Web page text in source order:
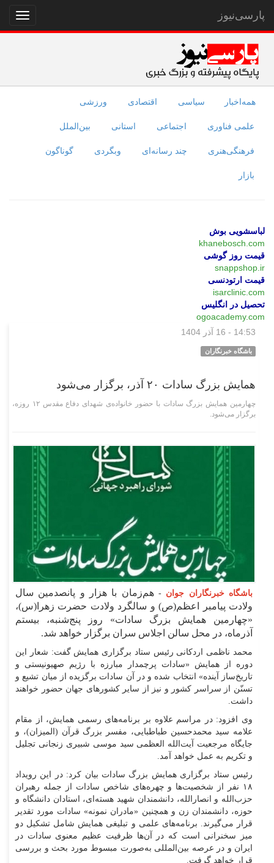
نمایش
منو
پارسی‌نیوز
همه‌اخبار سیاسی اقتصادی ورزشی
علمی فناوری اجتماعی استانی بین‌الملل
فرهنگی‌هنری چند رسانه‌ای وبگردی گوناگون
بازار
لباسشویی بوش
khanebosch.com
قیمت روز گوشی
snappshop.ir
قیمت ارتودنسی
isarclinic.com
تحصیل در انگلیس
ogoacademy.com
14:53 - 16 آذر 1404
باشگاه خبرنگاران
همایش بزرگ سادات ۲۰ آذر، برگزار می‌شود
چهارمین همایش بزرگ سادات با حضور خانواده‌ی شهدای دفاع مقدس ۱۲ روزه،
برگزار می‌شود.
باشگاه خبرنگاران جوان -هم‌زمان با هزار و پانصدمین سال
ولادت پیامبر اعظم(ص) و سالگرد ولادت حضرت زهرا(س)،
«چهارمین همایش بزرگ سادات» روز پنج‌شنبه، بیستم
آذرماه، در محل سالن اجلاس سران برگزار خواهد شد.
محمد ناظمی اردکانی رئیس ستاد برگزاری همایش گفت: شعار این
دوره از همایش «سادات پرچمدار مبارزه با رژیم صهیونیستی و
تاریخ‌ساز آینده» انتخاب شده و در آن سادات برگزیده از میان تشیع و
تسنّن از سراسر کشور و نیز از سایر کشورهای جهان حضور خواهند
داشت.
وی افزود: در مراسم علاوه بر برنامه‌های رسمی همایش، از مقام
علامه سید محمدحسین طباطبایی، مفسر بزرگ قرآن (المیزان)، و
جایگاه مرجعیت آیت‌الله العظمی سید موسی شبیری زنجانی تجلیل
و تکریم به عمل خواهد آمد.
رئیس ستاد برگزاری همایش بزرگ سادات بیان کرد: در این رویداد
۱۸ نفر از شخصیت‌ها و چهره‌های شاخص سادات از جمله رهبران
حزب‌الله و انصارالله، دانشمندان شهید هسته‌ای، استادان دانشگاه و
حوزه، دانشمندان زن و همچنین «مادران نمونه» سادات مورد تقدیر
قرار می‌گیرند. برنامه‌های علمی و تبلیغی همایش شامل تشکیل دو
میز سخنرانی است که در آن‌ها ظرفیت عظیم معنوی سادات در
ایران و در عرصه بین‌المللی به‌صورت مبسوط مورد بحث و بررسی
قرار خواهد گرفت.